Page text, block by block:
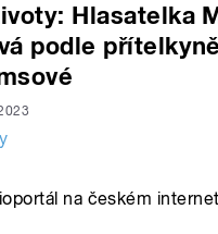
Hlasatelka
podle
na českém